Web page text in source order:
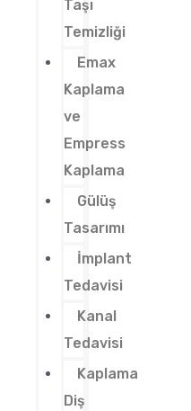
Taşı
Temizliği
Emax
Kaplama
ve
Empress
Kaplama
Gülüş
Tasarımı
İmplant
Tedavisi
Kanal
Tedavisi
Kaplama
Diş